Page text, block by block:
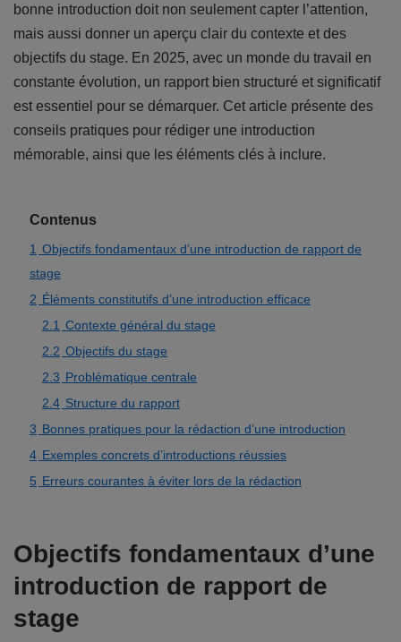
bonne introduction doit non seulement capter l’attention,
mais aussi donner un aperçu clair du contexte et des
objectifs du stage. En 2025, avec un monde du travail en
constante évolution, un rapport bien structuré et significatif
est essentiel pour se démarquer. Cet article présente des
conseils pratiques pour rédiger une introduction
mémorable, ainsi que les éléments clés à inclure.
Contenus
1 Objectifs fondamentaux d’une introduction de rapport de
stage
2 Éléments constitutifs d’une introduction efficace
2.1 Contexte général du stage
2.2 Objectifs du stage
2.3 Problématique centrale
2.4 Structure du rapport
3 Bonnes pratiques pour la rédaction d’une introduction
4 Exemples concrets d’introductions réussies
5 Erreurs courantes à éviter lors de la rédaction
Objectifs fondamentaux d’une
introduction de rapport de
stage